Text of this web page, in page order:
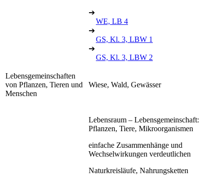
➔
WE, LB 4
➔
GS, Kl. 3, LBW 1
➔
GS, Kl. 3, LBW 2
Lebensgemeinschaften
von Pflanzen, Tieren und
Menschen
Wiese, Wald, Gewässer
Lebensraum – Lebensgemeinschaft:
Pflanzen, Tiere, Mikroorganismen
einfache Zusammenhänge und
Wechselwirkungen verdeutlichen
Naturkreisläufe, Nahrungsketten